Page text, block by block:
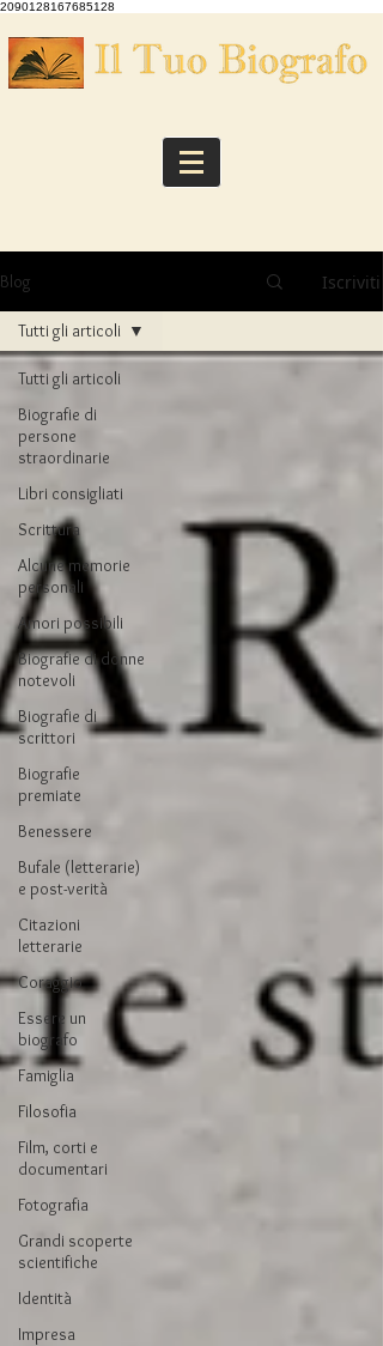
2090128167685128
Blog Iscriviti
Tutti gli articoli
Biografie di
persone
straordinarie
Libri consigliati
Scrittura
Alcune memorie
personali
Amori possibili
Biografie di donne
notevoli
Biografie di
scrittori
Biografie
premiate
Benessere
Bufale (letterarie)
e post-verità
Citazioni
letterarie
Coraggio
Essere un
biografo
Famiglia
Filosofia
Film, corti e
documentari
Fotografia
Grandi scoperte
scientifiche
Identità
Impresa
Tutti gli articoli